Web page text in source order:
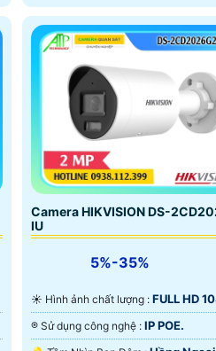
Camera HIKVISION DS-
IU
5%-35%
☀️ Hình ảnh chất lượng : FULL HD
®️ Sử dụng công nghệ : IP POE.